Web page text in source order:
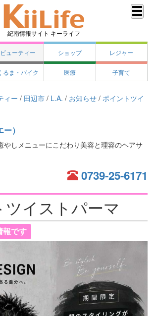
紀南情報サイト キーライフ
ビューティー ショップ レジャー
るま・バイク 医療 子育て
ィー / 田辺市 / L.A. / お知らせ / ポイントツイ
ー）
やしメニューにこだわり美容と理容のヘアサ
0739-25-6171
イストパーマ
報です